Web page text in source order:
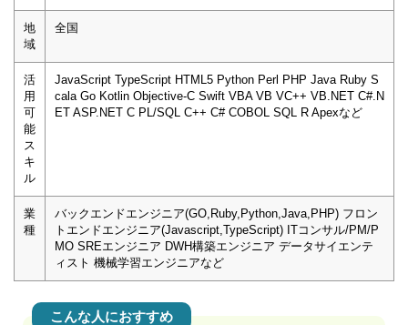
地
域
全国
活
用
可
能
ス
キ
ル
JavaScript TypeScript HTML5 Python Perl PHP Java Ruby S
cala Go Kotlin Objective-C Swift VBA VB VC++ VB.NET C#.N
ET ASP.NET C PL/SQL C++ C# COBOL SQL R Apexなど
業
種
バックエンドエンジニア(GO,Ruby,Python,Java,PHP) フロン
トエンドエンジニア(Javascript,TypeScript) ITコンサル/PM/P
MO SREエンジニア DWH構築エンジニア データサイエンテ
ィスト 機械学習エンジニアなど
こんな人におすすめ